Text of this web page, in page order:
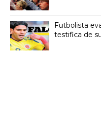
Futbolista
testifica de